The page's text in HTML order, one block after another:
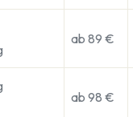
ab 89 €
ab 98 €